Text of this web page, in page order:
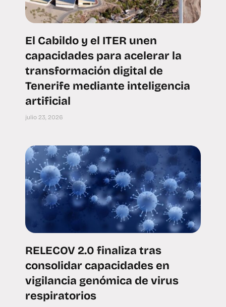
El Cabildo y el ITER unen
capacidades para acelerar la
transformación digital de
Tenerife mediante inteligencia
artificial
julio 23, 2026
RELECOV 2.0 finaliza tras
consolidar capacidades en
vigilancia genómica de virus
respiratorios